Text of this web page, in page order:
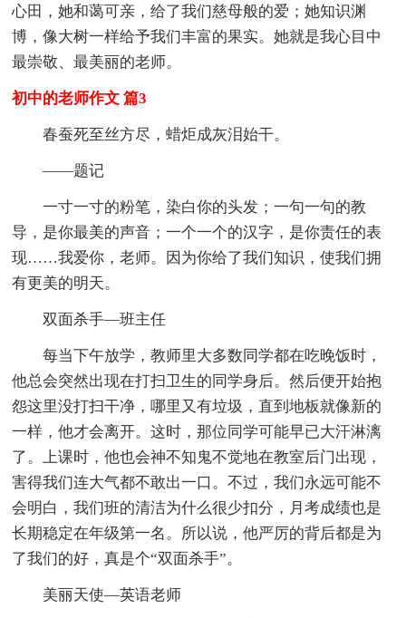
心田，她和蔼可亲，给了我们慈母般的爱；她知识渊
博，像大树一样给予我们丰富的果实。她就是我心目中
最崇敬、最美丽的老师。
初中的老师作文 篇3
春蚕死至丝方尽，蜡炬成灰泪始干。
——题记
一寸一寸的粉笔，染白你的头发；一句一句的教
导，是你最美的声音；一个一个的汉字，是你责任的表
现……我爱你，老师。因为你给了我们知识，使我们拥
有更美的明天。
双面杀手—班主任
每当下午放学，教师里大多数同学都在吃晚饭时，
他总会突然出现在打扫卫生的同学身后。然后便开始抱
怨这里没打扫干净，哪里又有垃圾，直到地板就像新的
一样，他才会离开。这时，那位同学可能早已大汗淋漓
了。上课时，他也会神不知鬼不觉地在教室后门出现，
害得我们连大气都不敢出一口。不过，我们永远可能不
会明白，我们班的清洁为什么很少扣分，月考成绩也是
长期稳定在年级第一名。所以说，他严厉的背后都是为
了我们的好，真是个“双面杀手”。
美丽天使—英语老师